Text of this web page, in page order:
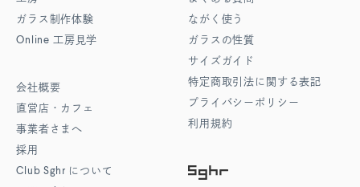
ガラス制作体験
Online 工房見学
会社概要
直営店・カフェ
事業者さまへ
採用
Club Sghr について
ながく使う
ガラスの性質
サイズガイド
特定商取引法に関する表記
プライバシーポリシー
利用規約